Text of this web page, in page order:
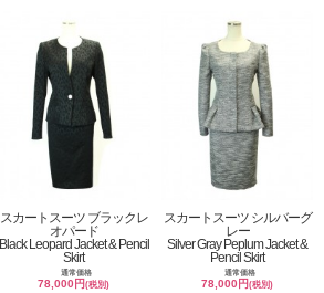
スカートスーツ ブラックレ
オパード
Black Leopard Jacket & Pencil
Skirt
通常価格
78,000円(税別)
スカートスーツ シルバーグ
レー
Silver Gray Peplum Jacket &
Pencil Skirt
通常価格
78,000円(税別)